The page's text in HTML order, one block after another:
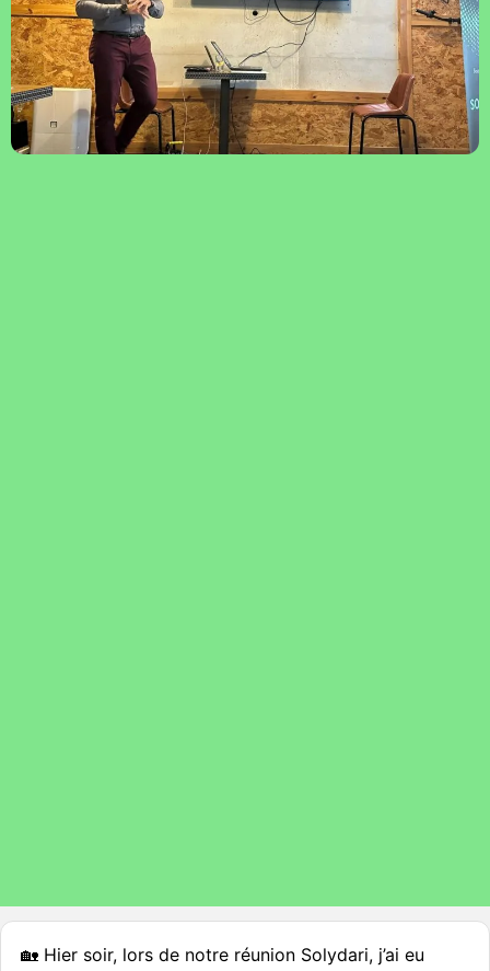
🏡 Hier soir, lors de notre réunion Solydari, j’ai eu